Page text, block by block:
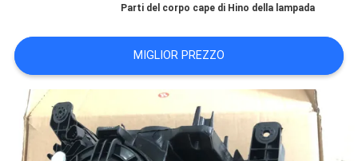
MAPPA
DEL
SITO
Parti del corpo cape di Hino della lampada
MIGLIOR PREZZO